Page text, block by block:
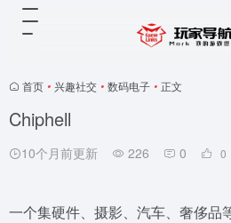
首页 • 兴趣社交 • 数码电子 • 正文
Chiphell
10个月前更新 226 0 0
一个集硬件、摄影、汽车、奢侈品